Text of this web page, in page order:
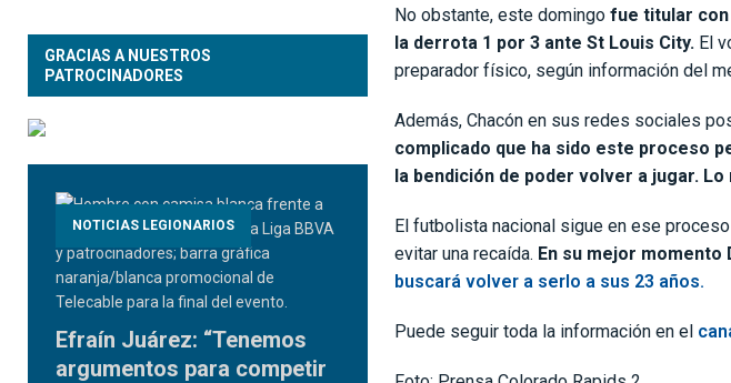
No obstante, este domingo fue titular con
la derrota 1 por 3 ante St Louis City.El
preparador físico, según información del
Además, Chacón en sus redes sociales
complicado que ha sido este proceso
la bendición de poder volver a jugar.
El futbolista nacional sigue en ese
evitar una recaída. En su mejor momento
buscará volver a serlo a sus 23 años.
Puede seguir toda la información en el
GRACIAS A NUESTROS
PATROCINADORES
NOTICIAS LEGIONARIOS
Efraín Juárez: “Tenemos
argumentos para competir